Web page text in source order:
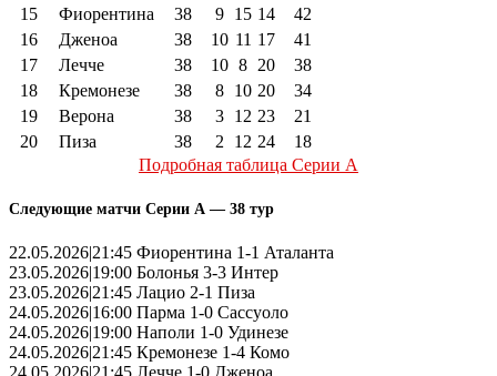
15
Фиорентина 38 9 15 14
42
16
Дженоа 38 10 11 17
41
17
Лечче 38 10 8 20
38
18
Кремонезе 38 8 10 20
34
19
Верона 38 3 12 23
21
20
Пиза 38 2 12 24
18
Подробная таблица Серии А
Следующие матчи Серии А — 38 тур
22.05.2026|21:45 Фиорентина 1-1 Аталанта
23.05.2026|19:00 Болонья 3-3 Интер
23.05.2026|21:45 Лацио 2-1 Пиза
24.05.2026|16:00 Парма 1-0 Сассуоло
24.05.2026|19:00 Наполи 1-0 Удинезе
24.05.2026|21:45 Кремонезе 1-4 Комо
24.05.2026|21:45 Лечче 1-0 Дженоа